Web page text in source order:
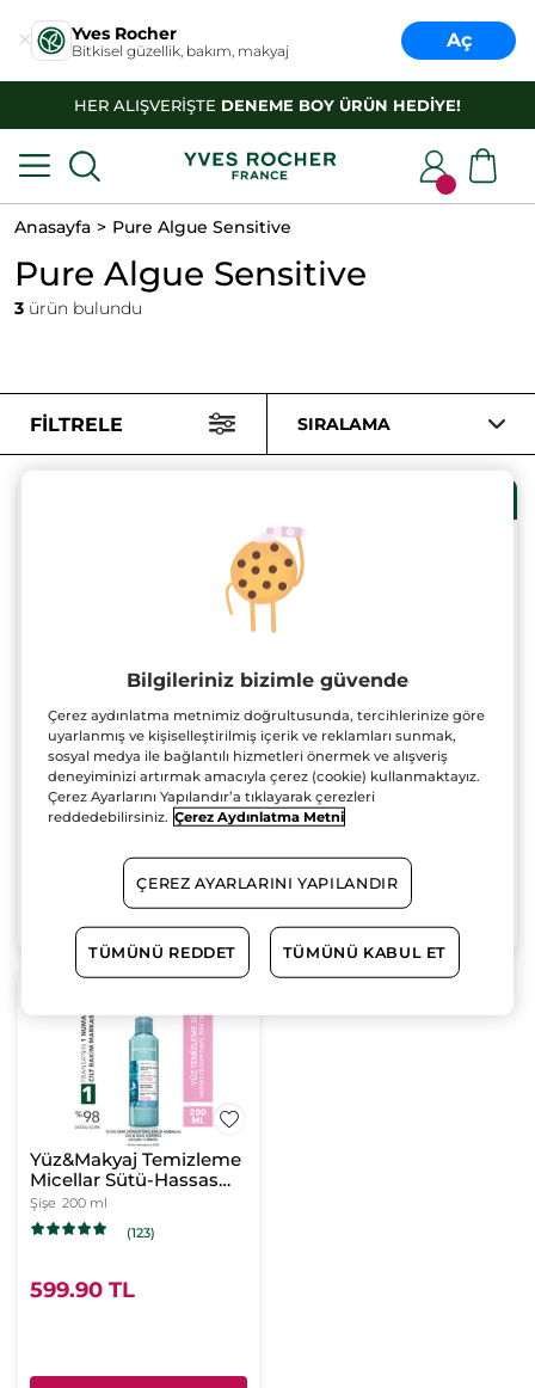
Yves Rocher
Bitkisel güzellik, bakım, makyaj Aç
HER ALIŞVERİŞTE DENEME BOY ÜRÜN HEDİYE!
Anasayfa Pure Algue Sensitive
Pure Algue Sensitive
3 ürün bulundu
FILTRELE SIRALAMA
Hassas ve Yağlı Ciltler
Dengeleyici Set-Yüz
Yıkama Yağı 150ml &Yüz
Yıkama Jeli 125 ml
Set
869.90 TL
SEPETE EKLE
Hassas Ciltler İçin Derin
Temizlik İkilisi-
Temizleme Yağı 150 ml
& Temizleme Sütü 150
ml
Set
869.90 TL
SEPETE EKLE
2.ye %50 indirim!
Yüz&Makyaj Temizleme
Micellar Sütü-Hassas
Dahil Tüm Cilt-Pure
Algue Sensitive Botanik
Kompleks
Şişe 200 ml
(123)
599.90 TL
Bilgileriniz bizimle güvende
Çerez aydınlatma metnimiz doğrultusunda, tercihlerinize göre
uyarlanmış ve kişiselleştirilmiş içerik ve reklamları sunmak,
sosyal medya ile bağlantılı hizmetleri önermek ve alışveriş
deneyiminizi artırmak amacıyla çerez (cookie) kullanmaktayız.
Çerez Ayarlarını Yapılandır’a tıklayarak çerezleri
reddedebilirsiniz. Çerez Aydınlatma Metni
ÇEREZ AYARLARINI YAPILANDIR
TÜMÜNÜ REDDET TÜMÜNÜ KABUL ET